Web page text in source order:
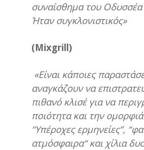
συναίσθημα του Οδυσσέα
Ήταν συγκλονιστικός»
(Mixgrill)
«Είναι κάποιες
αναγκάζουν να
πιθανό κλισέ για να
ποιότητα και την
“Υπέροχεςερμηνείες”, “
ατμόσφαιρα“και χίλια